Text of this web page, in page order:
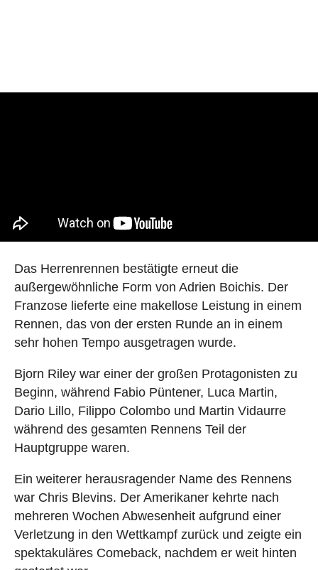
Das Herrenrennen bestätigte erneut die
außergewöhnliche Form von Adrien Boichis. Der
Franzose lieferte eine makellose Leistung in einem
Rennen, das von der ersten Runde an in einem
sehr hohen Tempo ausgetragen wurde.
Bjorn Riley war einer der großen Protagonisten zu
Beginn, während Fabio Püntener, Luca Martin,
Dario Lillo, Filippo Colombo und Martin Vidaurre
während des gesamten Rennens Teil der
Hauptgruppe waren.
Ein weiterer herausragender Name des Rennens
war Chris Blevins. Der Amerikaner kehrte nach
mehreren Wochen Abwesenheit aufgrund einer
Verletzung in den Wettkampf zurück und zeigte ein
spektakuläres Comeback, nachdem er weit hinten